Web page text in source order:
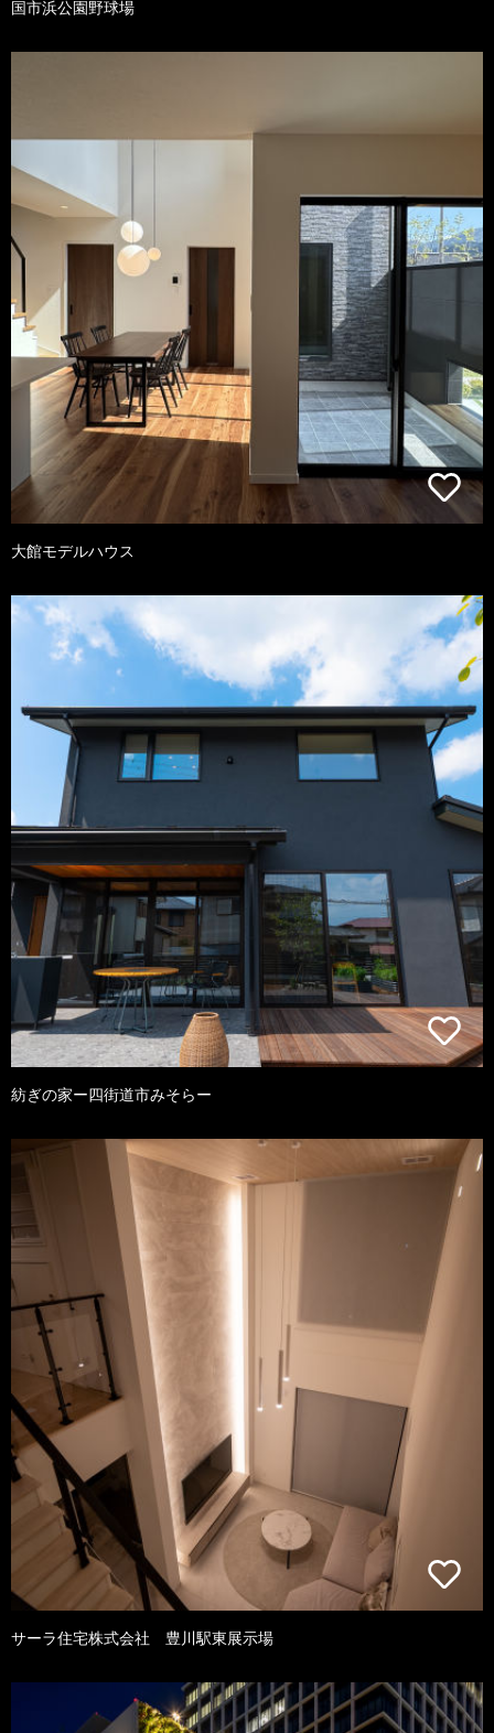
国市浜公園野球場
大館モデルハウス
紡ぎの家ー四街道市みそらー
サーラ住宅株式会社 豊川駅東展示場